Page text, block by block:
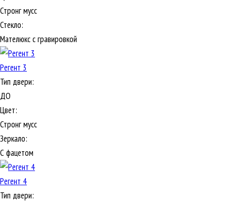
Стронг мусс
Стекло:
Мателюкс с гравировкой
Регент 3
Тип двери:
ДО
Цвет:
Стронг мусс
Зеркало:
С фацетом
Регент 4
Тип двери: